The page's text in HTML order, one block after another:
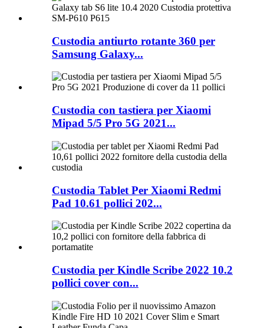
Custodia antiurto rotante 360 ​​per
Samsung Galaxy...
Custodia con tastiera per Xiaomi
Mipad 5/5 Pro 5G 2021...
Custodia Tablet Per Xiaomi Redmi
Pad 10.61 pollici 202...
Custodia per Kindle Scribe 2022 10.2
pollici cover con...